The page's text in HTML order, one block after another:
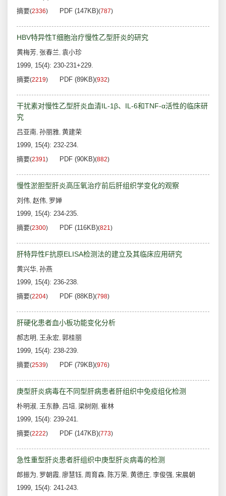
摘要(2336) PDF (147KB)(787)
HBV特异性T细胞治疗慢性乙型肝炎的研究
黄梅芳, 张春兰, 袁小珍
1999, 15(4): 230-231+229.
摘要(2219) PDF (89KB)(932)
干扰素对慢性乙型肝炎血清IL-1β、IL-6和TNF-α活性的临床研
究
吕亚南, 孙丽雅, 黄建荣
1999, 15(4): 232-234.
摘要(2391) PDF (90KB)(882)
慢性淤胆型肝炎高压氧治疗前后肝组织学变化的观察
刘伟, 赵伟, 罗婵
1999, 15(4): 234-235.
摘要(2300) PDF (116KB)(821)
肝特异性F抗原ELISA检测法的建立及其临床应用研究
黄兴华, 孙燕
1999, 15(4): 236-238.
摘要(2204) PDF (88KB)(798)
肝硬化患者血小板功能变化分析
郝志明 , 王永宏, 郭桂丽
1999, 15(4): 238-239.
摘要(2539) PDF (79KB)(976)
庚型肝炎病毒在不同型肝病患者肝组织中免疫组化检测
朴明淑, 王东静, 吕培, 梁树刚 , 崔林
1999, 15(4): 239-241.
摘要(2222) PDF (147KB)(773)
急性重型肝炎患者肝组织中庚型肝炎病毒的检测
郎振为, 罗朝霞, 廖慧钰, 周育森, 陈万荣, 黄德庄, 李俊强, 宋晨朝
1999, 15(4): 241-243.